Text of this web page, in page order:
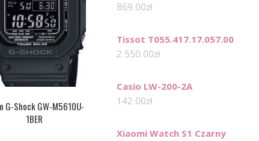
G-Shock GW-M5610U-
1BER
869.00zł
Tissot T055.417.17.057.00
2 550.00zł
Casio LW-200-2A
142.00zł
Xiaomi Watch S1 Czarny